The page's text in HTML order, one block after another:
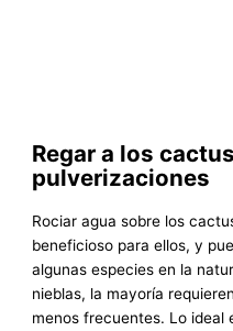
Regar a los
pulverizaciones
Rociar agua sobre los
beneficioso para ellos, y
algunas especies en la
nieblas, la mayoría
menos frecuentes. Lo ideal